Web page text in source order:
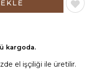
kargoda.
el işçiliği ile üretilir.